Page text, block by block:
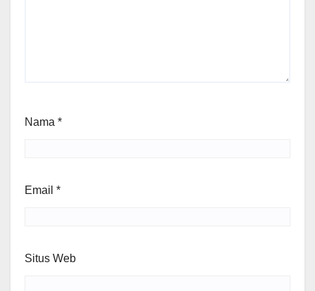
Nama *
Email *
Situs Web